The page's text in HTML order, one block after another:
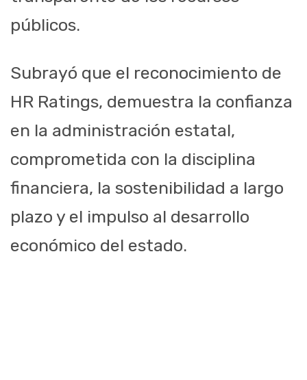
públicos.
Subrayó que el reconocimiento de
HR Ratings, demuestra la confianza
en la administración estatal,
comprometida con la disciplina
financiera, la sostenibilidad a largo
plazo y el impulso al desarrollo
económico del estado.